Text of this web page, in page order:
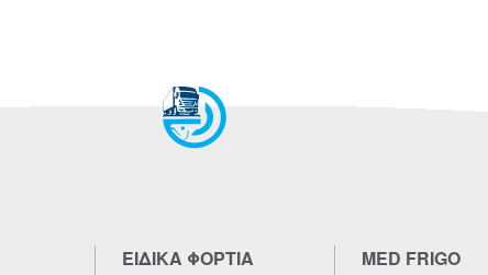
ΕΙΔΙΚΑ ΦΟΡΤΙΑ MED FRIGO